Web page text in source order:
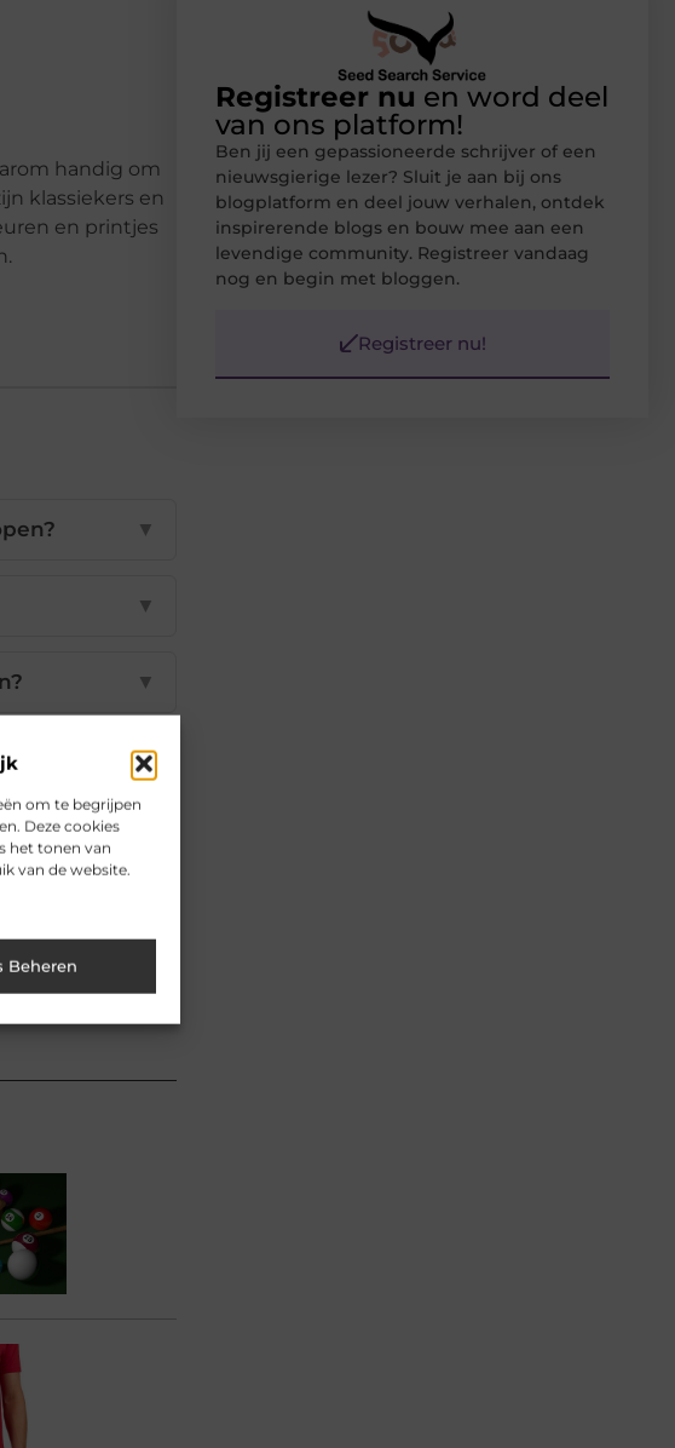
om te begrijpen
Deze cookies
het tonen van
van de website.
Beheren
handig om
klassiekers en
en printjes
▼
▼
▼
▼
Registreer nu en word deel
van ons platform!
Ben jij een gepassioneerde schrijver of een
nieuwsgierige lezer? Sluit je aan bij ons
blogplatform en deel jouw verhalen, ontdek
inspirerende blogs en bouw mee aan een
levendige community. Registreer vandaag
nog en begin met bloggen.
Registreer nu!